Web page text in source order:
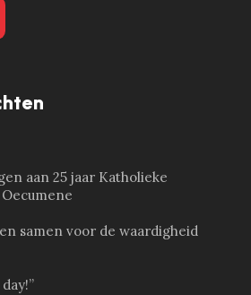
aan 25 jaar Katholieke
samen voor de waardigheid